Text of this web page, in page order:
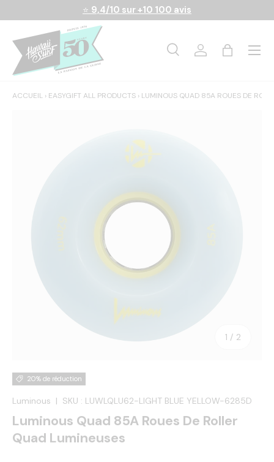
Aller au contenu
⭐ 9,4/10 sur +10 100 avis
Rechercher
RechercheSe connecter
Panier
Menu
ACCUEIL › EASYGIFT ALL PRODUCTS › LUMINOUS QUAD 85A ROUES DE
1 / de
2
20% de réduction
Luminous | SKU : LUWLQLU62-LIGHT BLUE YELLOW-6285D
Luminous Quad 85A Roues De Roller
Quad Lumineuses